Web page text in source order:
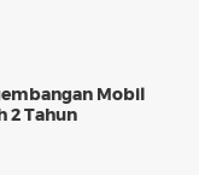
Mobil
2 Tahun